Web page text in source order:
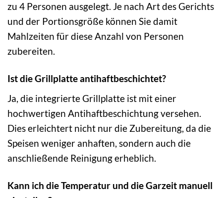
zu 4 Personen ausgelegt. Je nach Art des Gerichts
und der Portionsgröße können Sie damit
Mahlzeiten für diese Anzahl von Personen
zubereiten.
Ist die Grillplatte antihaftbeschichtet?
Ja, die integrierte Grillplatte ist mit einer
hochwertigen Antihaftbeschichtung versehen.
Dies erleichtert nicht nur die Zubereitung, da die
Speisen weniger anhaften, sondern auch die
anschließende Reinigung erheblich.
Kann ich die Temperatur und die Garzeit manuell